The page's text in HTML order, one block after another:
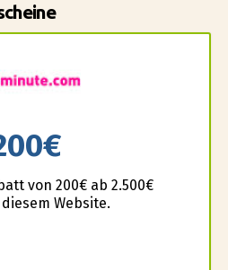
von 200€ ab 2.500€
Website.